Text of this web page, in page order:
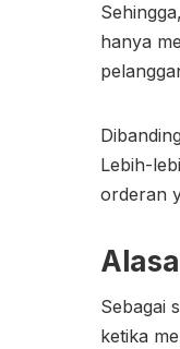
hanya
Lebih-
orderan
Sebagai
ketika